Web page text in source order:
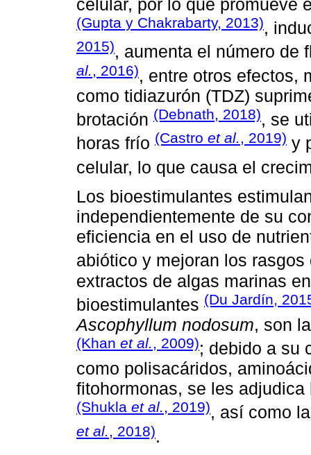
celular, por lo que promueve
(Gupta y Chakrabarty, 2013),
2015), aumenta el número de
al., 2016), entre otros efectos,
como tidiazurón (TDZ)
brotación (Debnath, 2018), se
horas frío (Castro et al., 2019) y
celular, lo que causa el
Los bioestimulantes
independientemente de su
eficiencia en el uso de
abiótico y mejoran los
extractos de algas marinas
bioestimulantes (Du Jardín,
Ascophyllum nodosum, son
(Khan et al., 2009); debido a su
como polisacáridos,
fitohormonas, se les
(Shukla et al., 2019), así como
et al., 2018).